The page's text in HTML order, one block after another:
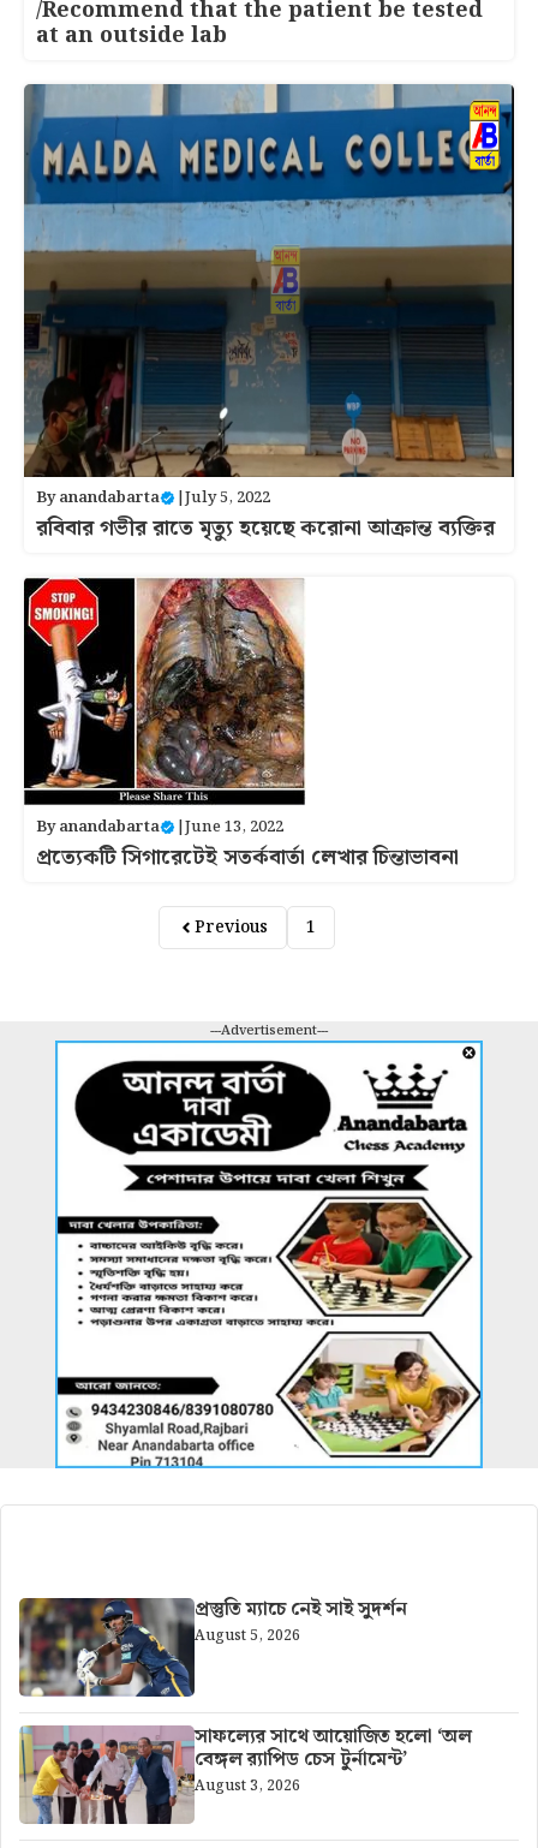
/Recommend that the patient be tested
at an outside lab
Byanandabarta |July 5, 2022
রবিবার গভীর রাতে মৃত্যু হয়েছে করোনা আক্রান্ত ব্যক্তির
Byanandabarta |June 13, 2022
প্রত্যেকটি সিগারেটেই সতর্কবার্তা লেখার চিন্তাভাবনা
Previous 1
---Advertisement---
প্রস্তুতি ম্যাচে নেই সাই সুদর্শন
August 5, 2026
সাফল্যের সাথে আয়োজিত হলো ‘অল
বেঙ্গল র‍্যাপিড চেস টুর্নামেন্ট’
August 3, 2026